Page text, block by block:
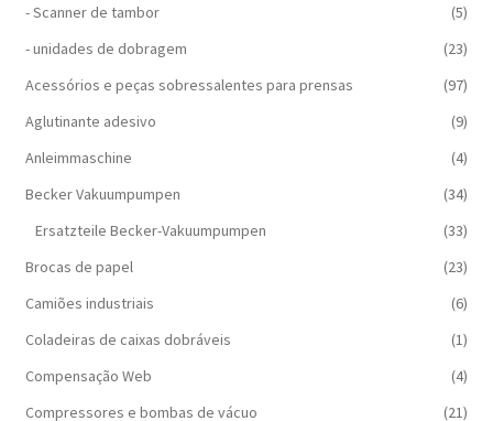
- Scanner de tambor
(5)
- unidades de dobragem
(23)
Acessórios e peças sobressalentes para prensas
(97)
Aglutinante adesivo
(9)
Anleimmaschine
(4)
Becker Vakuumpumpen
(34)
Ersatzteile Becker-Vakuumpumpen
(33)
Brocas de papel
(23)
Camiões industriais
(6)
Coladeiras de caixas dobráveis
(1)
Compensação Web
(4)
Compressores e bombas de vácuo
(21)